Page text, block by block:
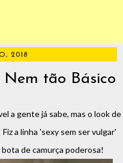
2018
Nem tão Básico
a gente já sabe, mas o look de
a linha 'sexy sem ser vulgar'
de camurça poderosa!